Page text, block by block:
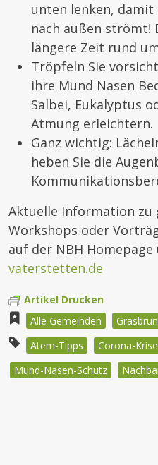
unten lenken, damit
nach außen strömt!
längere Zeit rund
Tröpfeln Sie
ihre Mund Nasen
Salbei, Eukalyptus
Atmung erleichtern.
Ganz wichtig:
heben Sie die
Aktuelle Information zu
Workshops oder
auf der NBH
vaterstetten.de
Artikel Drucken
Alle Gemeinden
Atem-Tipps
Corona-Krise
Mund-Nasen-Schutz